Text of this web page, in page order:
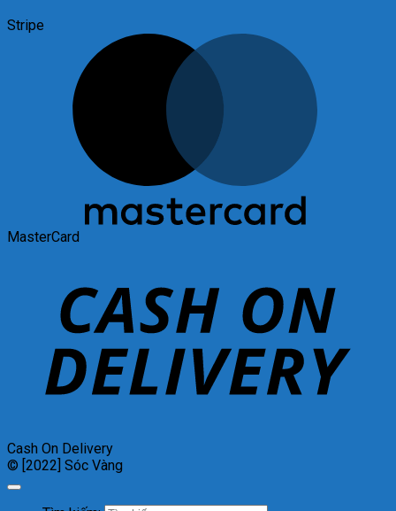
Stripe
MasterCard
Cash On Delivery
© [2022] Sóc Vàng